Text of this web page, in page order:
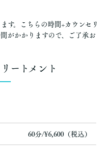
す。こちらの時間+カウンセリ
がかかりますので、ご了承お
ートメント
60分/¥6,600（税込）